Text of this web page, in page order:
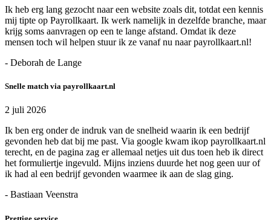
Ik heb erg lang gezocht naar een website zoals dit, totdat een kennis
mij tipte op Payrollkaart. Ik werk namelijk in dezelfde branche, maar
krijg soms aanvragen op een te lange afstand. Omdat ik deze
mensen toch wil helpen stuur ik ze vanaf nu naar payrollkaart.nl!
- Deborah de Lange
Snelle match via payrollkaart.nl
2 juli 2026
Ik ben erg onder de indruk van de snelheid waarin ik een bedrijf
gevonden heb dat bij me past. Via google kwam ikop payrollkaart.nl
terecht, en de pagina zag er allemaal netjes uit dus toen heb ik direct
het formuliertje ingevuld. Mijns inziens duurde het nog geen uur of
ik had al een bedrijf gevonden waarmee ik aan de slag ging.
- Bastiaan Veenstra